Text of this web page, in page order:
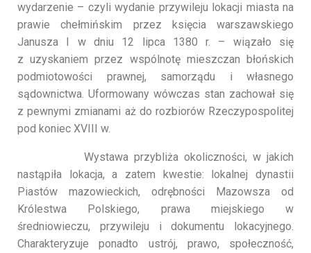
wydarzenie – czyli wydanie przywileju lokacji miasta na
prawie chełmińskim przez księcia warszawskiego
Janusza I w dniu 12 lipca 1380 r. – wiązało się
z uzyskaniem przez wspólnotę mieszczan błońskich
podmiotowości prawnej, samorządu i własnego
sądownictwa. Uformowany wówczas stan zachował się
z pewnymi zmianami aż do rozbiorów Rzeczypospolitej
pod koniec XVIII w.
Wystawa przybliża okoliczności, w jakich
nastąpiła lokacja, a zatem kwestie: lokalnej dynastii
Piastów mazowieckich, odrębności Mazowsza od
Królestwa Polskiego, prawa miejskiego w
średniowieczu, przywileju i dokumentu lokacyjnego.
Charakteryzuje ponadto ustrój, prawo, społeczność,